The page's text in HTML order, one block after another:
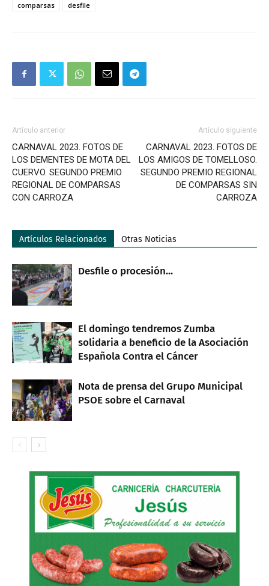
comparsas
desfile
Artículo anterior
CARNAVAL 2023. FOTOS DE
LOS DEMENTES DE MOTA DEL
CUERVO. SEGUNDO PREMIO
REGIONAL DE COMPARSAS
CON CARROZA
Artículo siguiente
CARNAVAL 2023. FOTOS DE
LOS AMIGOS DE TOMELLOSO.
SEGUNDO PREMIO REGIONAL
DE COMPARSAS SIN
CARROZA
Artículos Relacionados Otras Noticias
Desfile o procesión...
El domingo tendremos Zumba
solidaria a beneficio de la Asociación
Española Contra el Cáncer
Nota de prensa del Grupo Municipal
PSOE sobre el Carnaval